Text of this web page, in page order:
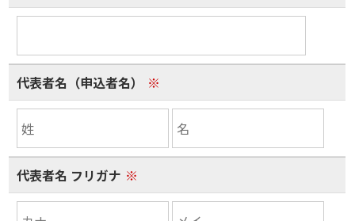
代表者名（申込者名） ※
代表者名 フリガナ ※